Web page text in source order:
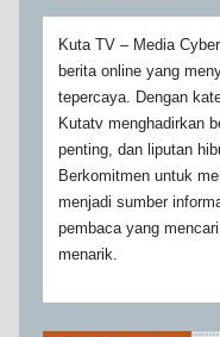
Kuta TV – Media
berita online yang
tepercaya. Dengan
Kutatv menghadirkan
penting, dan liputan
Berkomitmen untuk
menjadi sumber
pembaca yang
menarik.